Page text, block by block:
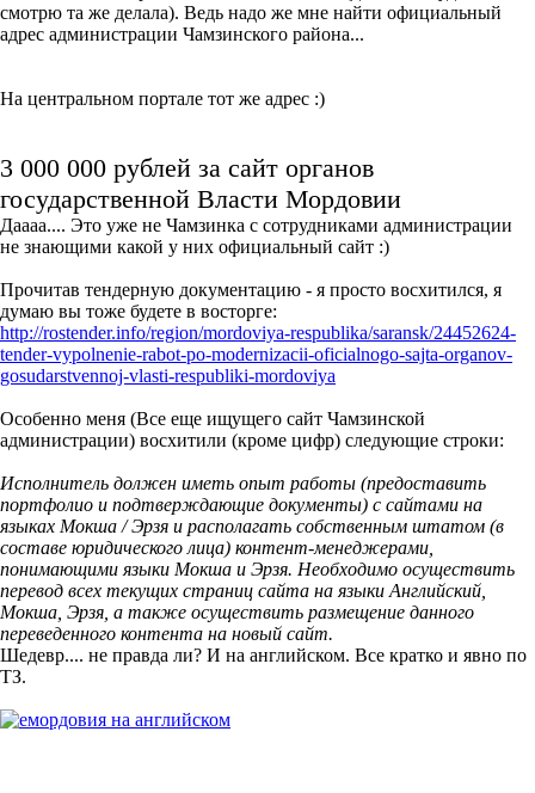
смотрю та же делала). Ведь надо же мне найти официальный
адрес администрации Чамзинского района...
На центральном портале тот же адрес :)
3 000 000 рублей за сайт органов
государственной Власти Мордовии
Даааа.... Это уже не Чамзинка с сотрудниками администрации
не знающими какой у них официальный сайт :)
Прочитав тендерную документацию - я просто восхитился, я
думаю вы тоже будете в восторге:
http://rostender.info/region/mordoviya-respublika/saransk/24452624-
tender-vypolnenie-rabot-po-modernizacii-oficialnogo-sajta-organov-
gosudarstvennoj-vlasti-respubliki-mordoviya
Особенно меня (Все еще ищущего сайт Чамзинской
администрации) восхитили (кроме цифр) следующие строки:
Исполнитель должен иметь опыт работы (предоставить
портфолио и подтверждающие документы) с сайтами на
языках Мокша / Эрзя и располагать собственным штатом (в
составе юридического лица) контент-менеджерами,
понимающими языки Мокша и Эрзя. Необходимо осуществить
перевод всех текущих страниц сайта на языки Английский,
Мокша, Эрзя, а также осуществить размещение данного
переведенного контента на новый сайт.
Шедевр.... не правда ли? И на английском. Все кратко и явно по
ТЗ.